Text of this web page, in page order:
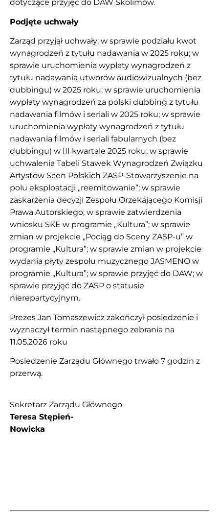
dotyczące przyjęć do DAW Skolimów.
Podjęte uchwały
Zarząd przyjął uchwały: w sprawie podziału kwot
wynagrodzeń z tytułu nadawania w 2025 roku; w
sprawie uruchomienia wypłaty wynagrodzeń z
tytułu nadawania utworów audiowizualnych (bez
dubbingu) w 2025 roku; w sprawie uruchomienia
wypłaty wynagrodzeń za polski dubbing z tytułu
nadawania filmów i seriali w 2025 roku; w sprawie
uruchomienia wypłaty wynagrodzeń z tytułu
nadawania filmów i seriali fabularnych (bez
dubbingu) w III kwartale 2025 roku; w sprawie
uchwalenia Tabeli Stawek Wynagrodzeń Związku
Artystów Scen Polskich ZASP-Stowarzyszenie na
polu eksploatacji „reemitowanie”; w sprawie
zaskarżenia decyzji Zespołu Orzekającego Komisji
Prawa Autorskiego; w sprawie zatwierdzenia
wniosku SKE w programie „Kultura”; w sprawie
zmian w projekcie „Pociąg do Sceny ZASP-u” w
programie „Kultura”; w sprawie zmian w projekcie
wydania płyty zespołu muzycznego JASMENO w
programie „Kultura”; w sprawie przyjęć do DAW; w
sprawie przyjęć do ZASP o statusie
nierepartycyjnym.
Prezes Jan Tomaszewicz zakończył posiedzenie i
wyznaczył termin następnego zebrania na
11.05.2026 roku
Posiedzenie Zarządu Głównego trwało 7 godzin z
przerwą.
Sekretarz Zarządu Głównego
Teresa Stępień-
Nowicka